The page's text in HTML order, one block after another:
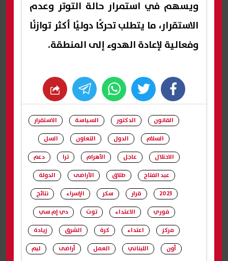
ويسهم في استمرار حالة التوتر وعدم
الاستقرار، ما يتطلب تحركًا دوليًا أكثر توازنًا
وفعالية لإعادة الهدوء إلى المنطقة.
facebook
twitter
whats
القانون الدكتور السياسة
الاستقرار
السلام
الدول التعاون
السل
الاحتلال
عاجل الأهرام ترا
دعم
عبد الفتاح
طلاق الأراضى
الدولة
2023
قرار سكر الإسراء
نتائج
فوري
الاعتداء توت
دي إم سي
مركز
اعتداء كرة الشرق
زيادة
أون
اللبناني العمل أراضى
ليم